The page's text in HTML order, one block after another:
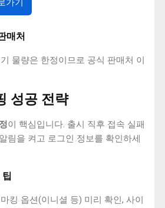
매처
기 물량은 한정이므로 공식 판매처 이
성공 전략
이 핵심입니다. 출시 직후 접속 실패
림을 켜고 로그인 정보를 확인하세
킹 옵션(이니셜 등) 미리 확인, 사이